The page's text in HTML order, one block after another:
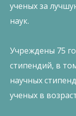
ученых за
наук.
Учреждены 75
стипендий, в
научных
ученых в